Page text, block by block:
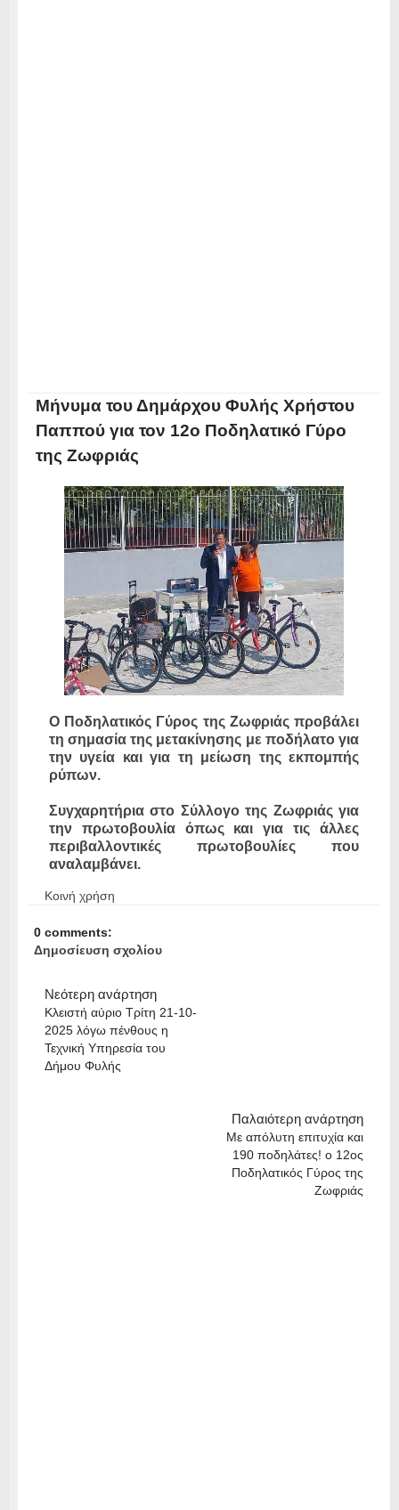
Μήνυμα του Δημάρχου Φυλής Χρήστου
Παππού για τον 12o Ποδηλατικό Γύρο
της Ζωφριάς
Ο Ποδηλατικός Γύρος της Ζωφριάς προβάλει
τη σημασία της μετακίνησης με ποδήλατο για
την υγεία και για τη μείωση της εκπομπής
ρύπων.
Συγχαρητήρια στο Σύλλογο της Ζωφριάς για
την πρωτοβουλία όπως και για τις άλλες
περιβαλλοντικές πρωτοβουλίες που
αναλαμβάνει.
Κοινή χρήση
0 comments:
Δημοσίευση σχολίου
Νεότερη ανάρτηση
Κλειστή αύριο Τρίτη 21-10-
2025 λόγω πένθους η
Τεχνική Υπηρεσία του
Δήμου Φυλής
Παλαιότερη ανάρτηση
Με απόλυτη επιτυχία και
190 ποδηλάτες! ο 12ος
Ποδηλατικός Γύρος της
Ζωφριάς